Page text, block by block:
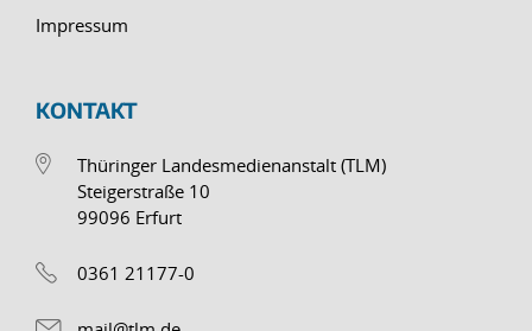
Impressum
KONTAKT
Thüringer Landesmedienanstalt (TLM)
Steigerstraße 10
99096 Erfurt
0361 21177-0